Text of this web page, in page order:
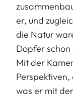
er, und
die Natur
Dopfer schon
Mit der
was er mit